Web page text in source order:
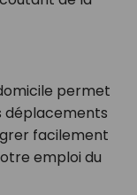
permet
déplacements
facilement
emploi du